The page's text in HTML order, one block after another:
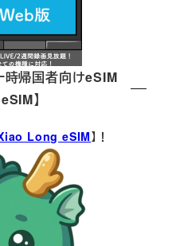
時帰国者向けeSIM
】
Long eSIM】！